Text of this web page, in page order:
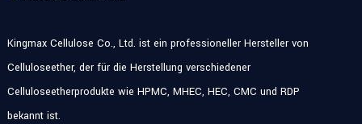
Kingmax Cellulose Co., Ltd. ist ein professioneller Hersteller von
Celluloseether, der für die Herstellung verschiedener
Celluloseetherprodukte wie HPMC, MHEC, HEC, CMC und RDP
bekannt ist.